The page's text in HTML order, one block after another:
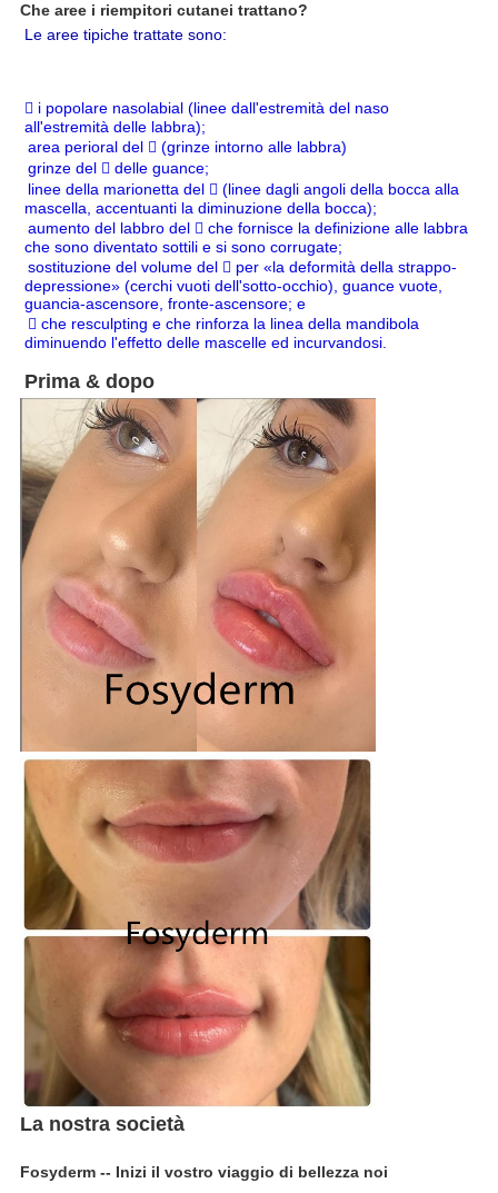
Che aree i riempitori cutanei trattano?
Le aree tipiche trattate sono:
 i popolare nasolabial (linee dall'estremità del naso
all'estremità delle labbra);
area perioral del  (grinze intorno alle labbra)
grinze del  delle guance;
linee della marionetta del  (linee dagli angoli della bocca alla
mascella, accentuanti la diminuzione della bocca);
aumento del labbro del  che fornisce la definizione alle labbra
che sono diventato sottili e si sono corrugate;
sostituzione del volume del  per «la deformità della strappo-
depressione» (cerchi vuoti dell'sotto-occhio), guance vuote,
guancia-ascensore, fronte-ascensore; e
 che resculpting e che rinforza la linea della mandibola
diminuendo l'effetto delle mascelle ed incurvandosi.
Prima & dopo
La nostra società
Fosyderm -- Inizi il vostro viaggio di bellezza noi